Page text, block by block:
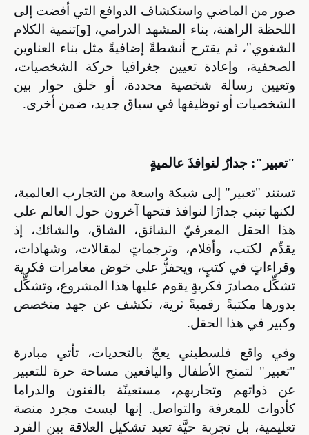
صور من الماضي واستكشاف الدوافع التي أفضت إلى
اللحظة الراهنة، بناء المشهد الدرامي، [و]تنمية الكلام
الشفوي"، ثم يقترح أنشطةً إضافيةً مثل بناء العناوين
الصحفية، وإعادة تعيين جغرافيا حركة الشخصيات،
وتعيين رسالة شخصية محددة، أو خلق حوار بين
الشخصيات أو توظيفها في سياق جديد، ضمن أخرى.
"تعبير": جدارٌ لنوافذَ عالميةٍ
تستند "تعبير" إلى شبكة واسعة من التجارب العالمية،
لكنها تبني جدارًا لنوافذ فتحها آخرون حول العالم على
هذا الحقل المعرفيّ الشائق، الشاق، والشائك، إذ
يقدِّم لكتب، وأفلام، وترجماتٍ لمقالات، وشهادات،
وقراءاتٍ في كتبٍ، ويحفزُّ على خوض مغامرات فكرية
تشكِّل مصادرَ فكريةٍ يقوم عليها هذا المشروع، وتشكِّل
بدورها مكتبةً رقميةً ثرية، تكشف عن جهد متخصص
وكبير في هذا الحقل.
وفي واقع فلسطيني يعجّ بالتحديات، تأتي مبادرة
"تعبير" لتمنح الأطفال واليافعين مساحة حرة للتعبير
عن ذواتهم وتجاربهم، مستعينًة بالفنون والدراما
كأدوات للمعرفة والتواصل. إنها ليست مجرد منصة
تعليمية، بل تجربة حيَّة تعيد تشكيل العلاقة بين الفرد